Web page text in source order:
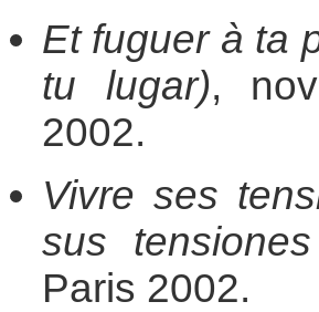
Et fuguer à ta
tu lugar),
2002.
Vivre ses
sus
Paris 2002.